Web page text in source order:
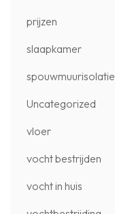
prijzen
slaapkamer
spouwmuurisolatie
Uncategorized
vloer
vocht bestrijden
vocht in huis